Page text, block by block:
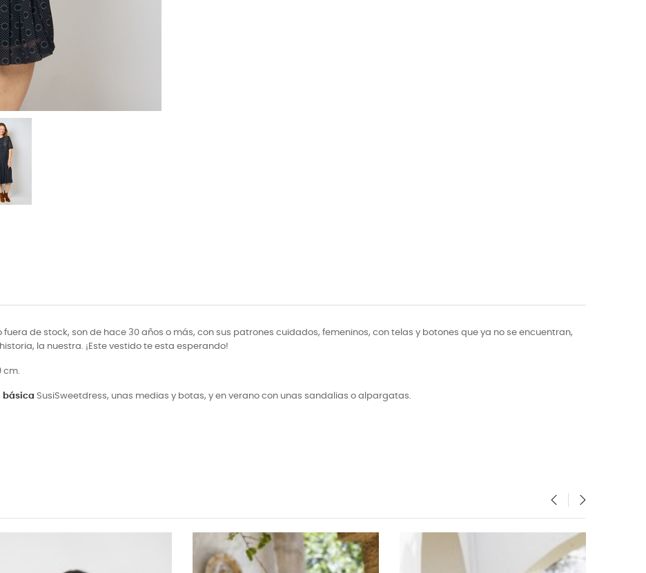
de stock, son de hace 30 años o más, con sus patrones cuidados, femeninos, con telas y botones que ya no se encuentran,
la nuestra. ¡Este vestido te esta esperando!
cm.
básica SusiSweetdress, unas medias y botas, y en verano con unas sandalias o alpargatas.